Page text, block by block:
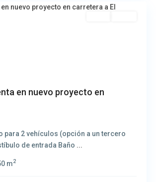
en nuevo proyecto en
para 2 vehículos (opción a un tercero
de entrada Baño ...
m2